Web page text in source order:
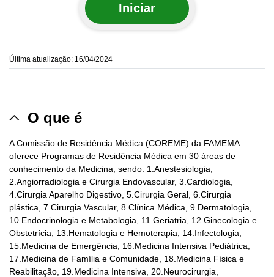
Iniciar
Última atualização: 16/04/2024
O que é
A Comissão de Residência Médica (COREME) da FAMEMA
oferece Programas de Residência Médica em 30 áreas de
conhecimento da Medicina, sendo: 1.Anestesiologia,
2.Angiorradiologia e Cirurgia Endovascular, 3.Cardiologia,
4.Cirurgia Aparelho Digestivo, 5.Cirurgia Geral, 6.Cirurgia
plástica, 7.Cirurgia Vascular, 8.Clínica Médica, 9.Dermatologia,
10.Endocrinologia e Metabologia, 11.Geriatria, 12.Ginecologia e
Obstetrícia, 13.Hematologia e Hemoterapia, 14.Infectologia,
15.Medicina de Emergência, 16.Medicina Intensiva Pediátrica,
17.Medicina de Família e Comunidade, 18.Medicina Física e
Reabilitação, 19.Medicina Intensiva, 20.Neurocirurgia,